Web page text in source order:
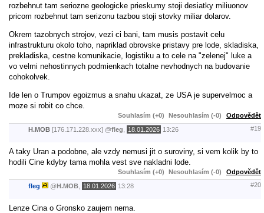
rozbehnut tam seriozne geologicke prieskumy stoji desiatky miliuonov
pricom rozbehnut tam serizonu tazbou stoji stovky miliar dolarov.
Okrem tazobnych strojov, vezi ci bani, tam musis postavit celu
infrastrukturu okolo toho, napriklad obrovske pristavy pre lode, skladiska,
prekladiska, cestne komunikacie, logistiku a to cele na "zelenej" luke a
vo velmi nehostinnych podmienkach totalne nevhodnych na budovanie
cohokolvek.
Ide len o Trumpov egoizmus a snahu ukazat, ze USA je supervelmoc a
moze si robit co chce.
Souhlasím (+0) Nesouhlasím (-0) Odpovědět
H.MOB [176.171.228.xxx] @fleg 18.01.2026 13:26 #19
A taky Uran a podobne, ale vzdy nemusi jit o suroviny, si vem kolik by to
hodili Cine kdyby tama mohla vest sve nakladni lode.
Souhlasím (+0) Nesouhlasím (-0) Odpovědět
fleg @H.MOB 18.01.2026 13:28 #20
Lenze Cina o Gronsko zaujem nema.